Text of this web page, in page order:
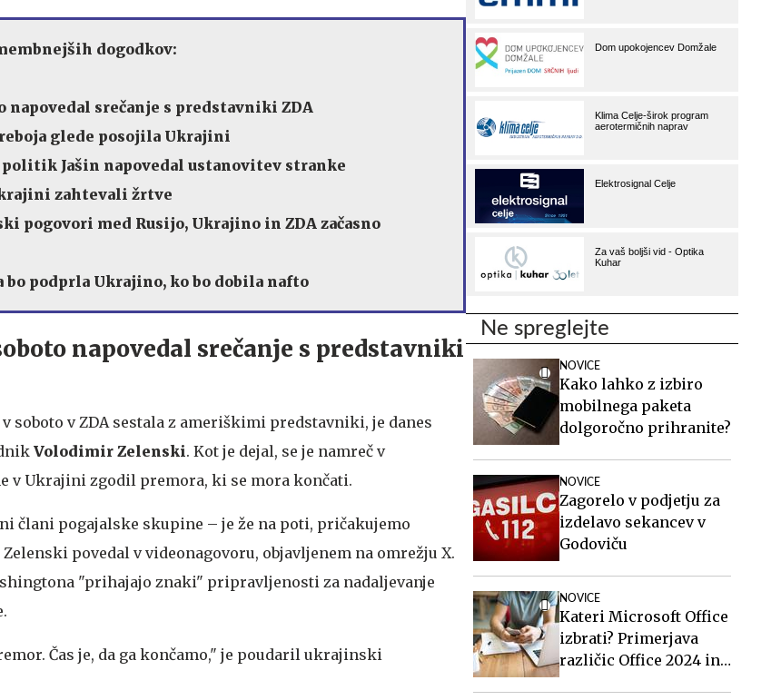
dogodkov:
napovedal srečanje s predstavniki ZDA
glede posojila Ukrajini
Jašin napovedal ustanovitev stranke
zahtevali žrtve
pogovori med Rusijo, Ukrajino in ZDA začasno
bo podprla Ukrajino, ko bo dobila nafto
napovedal srečanje s predstavniki
soboto v ZDA sestala z ameriškimi predstavniki, je danes
Volodimir Zelenski. Kot je dejal, se je namreč v
v Ukrajini zgodil premora, ki se mora končati.
člani pogajalske skupine – je že na poti, pričakujemo
Zelenski povedal v videonagovoru, objavljenem na omrežju X.
"prihajajo znaki" pripravljenosti za nadaljevanje
Čas je, da ga končamo," je poudaril ukrajinski
Ne spreglejte
NOVICE
Kako lahko z izbiro
mobilnega paketa
dolgoročno prihranite?
NOVICE
Zagorelo v podjetju za
izdelavo sekancev v
Godoviču
NOVICE
Kateri Microsoft Office
izbrati? Primerjava
različic Office 2024 in